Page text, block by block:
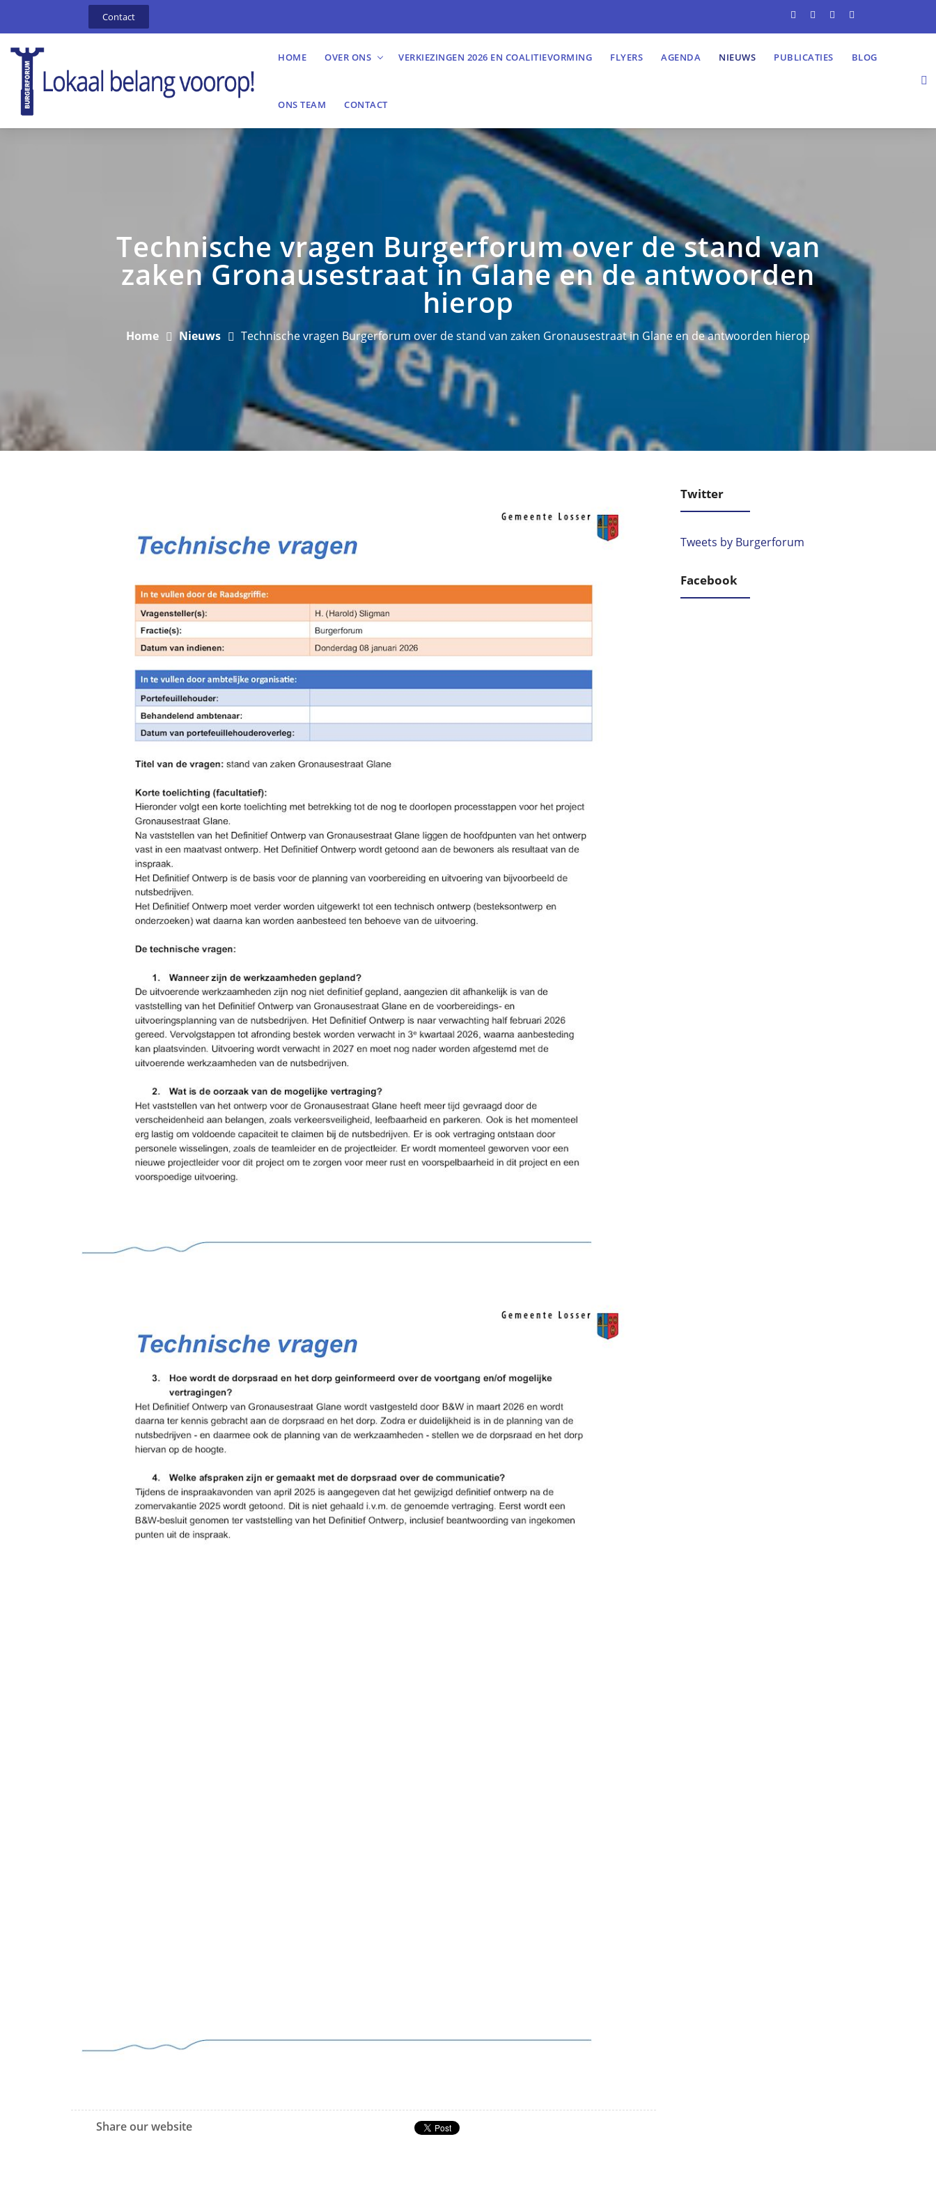
Contact
HOME OVER ONS VERKIEZINGEN 2026 EN COALITIEVORMING FLYERS AGENDA NIEUWS PUBLICATIES BLOG
ONS TEAM CONTACT
Technische vragen Burgerforum over de stand van
zaken Gronausestraat in Glane en de antwoorden
hierop
Home Nieuws Technische vragen Burgerforum over de stand van zaken Gronausestraat in Glane en de antwoorden hierop
Share our website
Twitter
Tweets by Burgerforum
Facebook